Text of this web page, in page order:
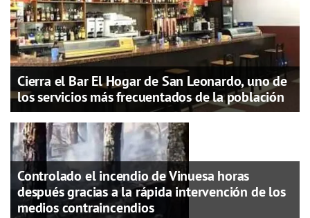
Cierra el Bar El Hogar de San Leonardo, uno de
los servicios más frecuentados de la población
Controlado el incendio de Vinuesa horas
después gracias a la rápida intervención de los
medios contraincendios